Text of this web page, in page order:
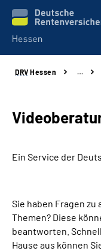
Online-Services
Beratung und
Magazine
Über uns
DRV Hessen …
Ein Service der
Sie haben Fragen
Themen? Diese
beantworten.
Hause aus können